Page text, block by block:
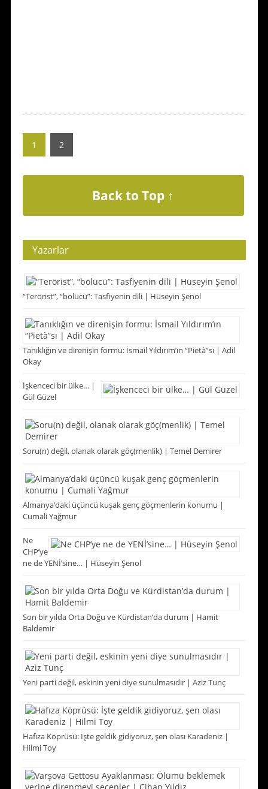
1 2
Back to Top ↑
Yazarlar
“Terörist”, “bölücü”: Tasfiyenin dili | Hüseyin Şenol
Tanıklığın ve direnişin formu: İsmail Yıldırım’ın “Pietà”sı | Adil
Okay
İşkenceci bir ülke… |
Gül Güzel
Soru(n) değil, olanak olarak göç(menlik) | Temel Demirer
Almanya’daki üçüncü kuşak genç göçmenlerin konumu |
Cumali Yağmur
Ne
CHP’ye
ne de YENİ’sine… | Hüseyin Şenol
Son bir yılda Orta Doğu ve Kürdistan’da durum | Hamit
Baldemir
Yeni parti değil, eskinin yeni diye sunulmasıdır | Aziz Tunç
Hafıza Köprüsü: İşte geldik gidiyoruz, şen olası Karadeniz |
Hilmi Toy